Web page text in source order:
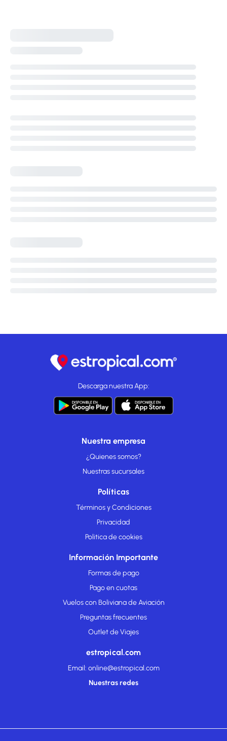
Descarga nuestra App:
Nuestra empresa
¿Quienes somos?
Nuestras sucursales
Políticas
Términos y Condiciones
Privacidad
Politica de cookies
Información Importante
Formas de pago
Pago en cuotas
Vuelos con Boliviana de Aviación
Preguntas frecuentes
Outlet de Viajes
estropical.com
Email: online@estropical.com
Nuestras redes